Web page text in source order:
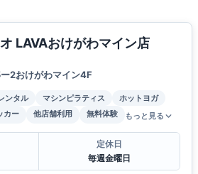
LAVAおけがわマイン店
2おけがわマイン4F
ンタル マシンピラティス
ホットヨガ
カー 他店舗利用 無料体験 もっと見る
定休日
毎週金曜日